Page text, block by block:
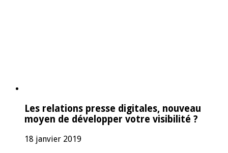
Les relations presse digitales, nouveau
moyen de développer votre visibilité ?
18 janvier 2019